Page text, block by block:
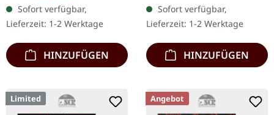
Gatefold-Cover. Wenn…
Sofort verfügbar,
Lieferzeit: 1-2 Werktage
HINZUFÜGEN
Cover, limitiert auf 666
Exemplare. Die…
Sofort verfügbar,
Lieferzeit: 1-2 Werktage
HINZUFÜGEN
Limited Angebot